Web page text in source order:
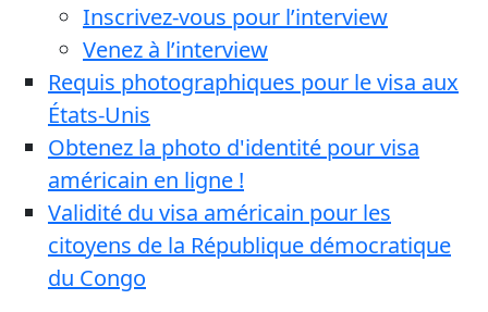
Inscrivez-vous pour l’interview
Venez à l’interview
Requis photographiques pour le visa aux
États-Unis
Obtenez la photo d'identité pour visa
américain en ligne !
Validité du visa américain pour les
citoyens de la République démocratique
du Congo